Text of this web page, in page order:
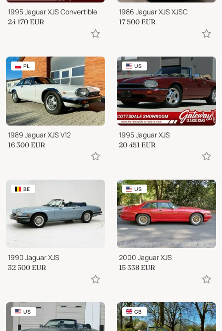
1995 Jaguar XJS Convertible
24 170 EUR
1986 Jaguar XJS XJSC
17 500 EUR
PL
1989 Jaguar XJS V12
16 300 EUR
US
1995 Jaguar XJS
20 451 EUR
BE
1990 Jaguar XJS
32 500 EUR
US
2000 Jaguar XJS
15 338 EUR
US GB